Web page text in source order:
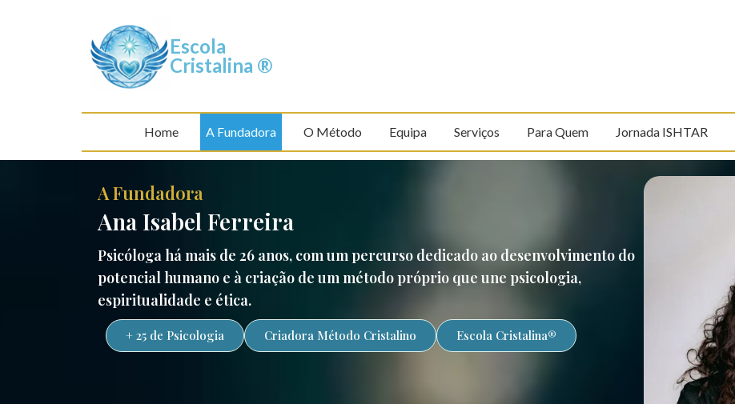
Escola
Cristalina ®
Home A Fundadora O Método Equipa Serviços Para Quem Jornada ISHTAR
A Fundadora
Ana Isabel Ferreira
Psicóloga há mais de 26 anos, com um percurso dedicado ao desenvolvimento do
potencial humano e à criação de um método próprio que une psicologia,
espiritualidade e ética.
+ 25 de Psicologia Criadora Método Cristalino Escola Cristalina®